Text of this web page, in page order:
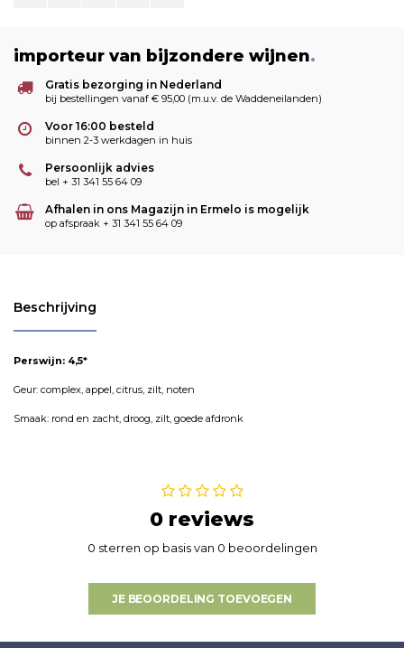
importeur van bijzondere wijnen.
Gratis bezorging in Nederland
bij bestellingen vanaf € 95,00 (m.u.v. de Waddeneilanden)
Voor 16:00 besteld
binnen 2-3 werkdagen in huis
Persoonlijk advies
bel + 31 341 55 64 09
Afhalen in ons Magazijn in Ermelo is mogelijk
op afspraak + 31 341 55 64 09
Beschrijving
Perswijn: 4,5*
Geur: complex, appel, citrus, zilt, noten
Smaak: rond en zacht, droog, zilt, goede afdronk
0 reviews
0 sterren op basis van 0 beoordelingen
JE BEOORDELING TOEVOEGEN